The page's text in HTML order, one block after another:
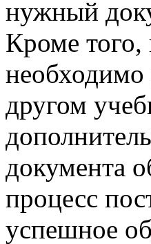
нужный
Кроме
необходимо
другом
документа
процесс
успешное